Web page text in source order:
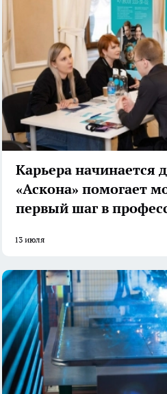
Карьера начинается
«Аскона» помогает
первый шаг в
13 июля